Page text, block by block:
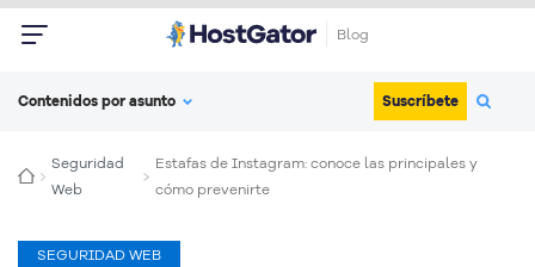
Blog
Contenidos por asunto Suscríbete
Seguridad
Web
Estafas de Instagram: conoce las principales y
cómo prevenirte
SEGURIDAD WEB